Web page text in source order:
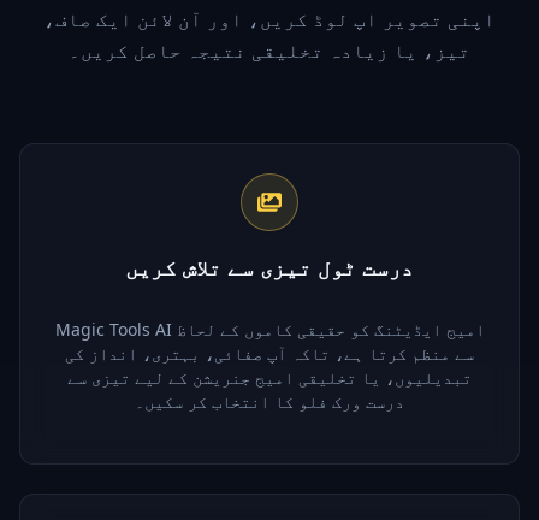
اپنی تصویر اپ لوڈ کریں، اور آن لائن ایک صاف،
تیز، یا زیادہ تخلیقی نتیجہ حاصل کریں۔
درست ٹول تیزی سے تلاش کریں
Magic Tools AI امیج ایڈیٹنگ کو حقیقی کاموں کے لحاظ
سے منظم کرتا ہے، تاکہ آپ صفائی، بہتری، انداز کی
تبدیلیوں، یا تخلیقی امیج جنریشن کے لیے تیزی سے
درست ورک فلو کا انتخاب کر سکیں۔